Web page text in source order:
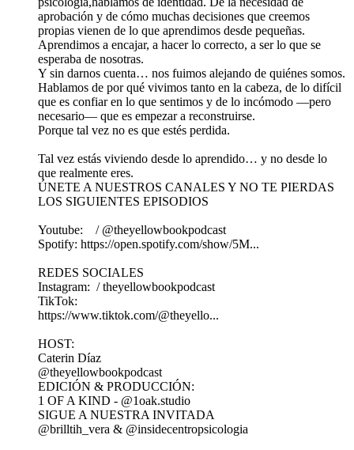
aprobación y de cómo muchas decisiones que creemos
propias vienen de lo que aprendimos desde pequeñas.
Aprendimos a encajar, a hacer lo correcto, a ser lo que se
esperaba de nosotras.
Y sin darnos cuenta… nos fuimos alejando de quiénes somos.
Hablamos de por qué vivimos tanto en la cabeza, de lo difícil
que es confiar en lo que sentimos y de lo incómodo —pero
necesario— que es empezar a reconstruirse.
Porque tal vez no es que estés perdida.
Tal vez estás viviendo desde lo aprendido… y no desde lo
que realmente eres.
ÚNETE A NUESTROS CANALES Y NO TE PIERDAS
LOS SIGUIENTES EPISODIOS
Youtube: / @theyellowbookpodcast
Spotify: https://open.spotify.com/show/5M...
REDES SOCIALES
Instagram: / theyellowbookpodcast
TikTok:
https://www.tiktok.com/@theyello...
HOST:
Caterin Díaz
@theyellowbookpodcast
EDICIÓN & PRODUCCIÓN:
1 OF A KIND - @1oak.studio
SIGUE A NUESTRA INVITADA
@brilltih_vera & @insidecentropsicologia